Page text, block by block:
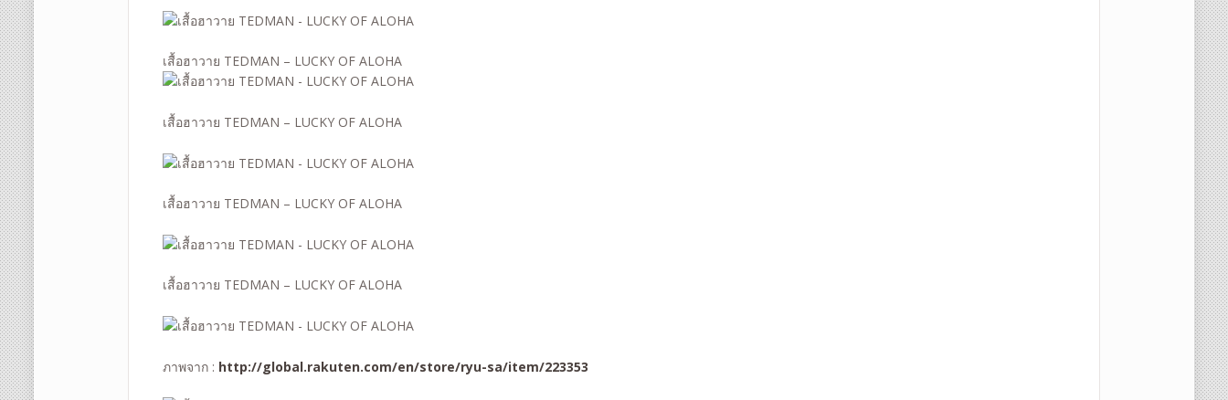
เสื้อฮาวาย TEDMAN – LUCKY OF ALOHA
เสื้อฮาวาย TEDMAN – LUCKY OF ALOHA
เสื้อฮาวาย TEDMAN – LUCKY OF ALOHA
เสื้อฮาวาย TEDMAN – LUCKY OF ALOHA
ภาพจาก : http://global.rakuten.com/en/store/ryu-sa/item/223353